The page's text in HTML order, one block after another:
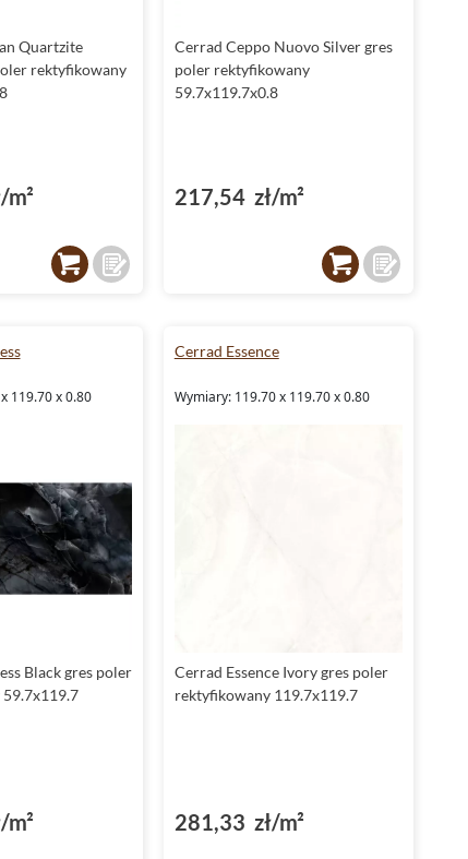
Quartzite
rektyfikowany
Cerrad Ceppo Nuovo Silver gres
poler rektyfikowany
59.7x119.7x0.8
217,54 zł/m²
119.70 x 0.80
Black gres poler
Cerrad Essence
Wymiary: 119.70 x 119.70 x 0.80
Cerrad Essence Ivory gres poler
rektyfikowany 119.7x119.7
281,33 zł/m²